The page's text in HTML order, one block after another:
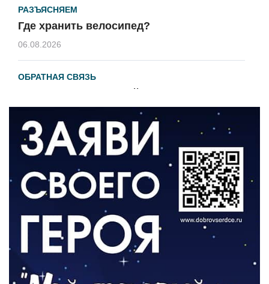
РАЗЪЯСНЯЕМ
Где хранить велосипед?
06.08.2026
ОБРАТНАЯ СВЯЗЬ
Администрация онлайн
ВЛАСТЬ
День памяти и «Симфония народов»
06.08.2026
Новый настил на экотропе
05.08.2026